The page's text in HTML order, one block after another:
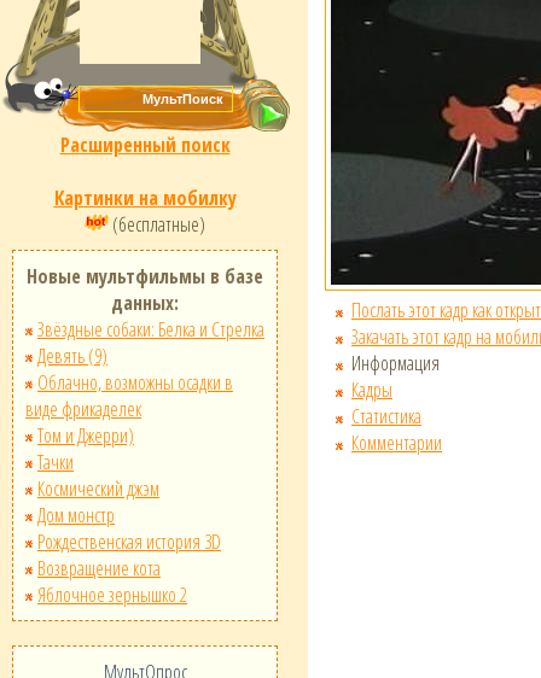
Расширенный поиск
Картинки на мобилку
(бесплатные)
Новые мультфильмы в базе
данных:
Звёздные собаки: Белка и Стрелка
Девять (9)
Облачно, возможны осадки в
виде фрикаделек
Том и Джерри)
Тачки
Космический джэм
Дом монстр
Рождественская история 3D
Возвращение кота
Яблочное зернышко 2
МультОпрос
Послать этот кадр как
Закачать этот кадр на
Информация
Кадры
Статистика
Комментарии